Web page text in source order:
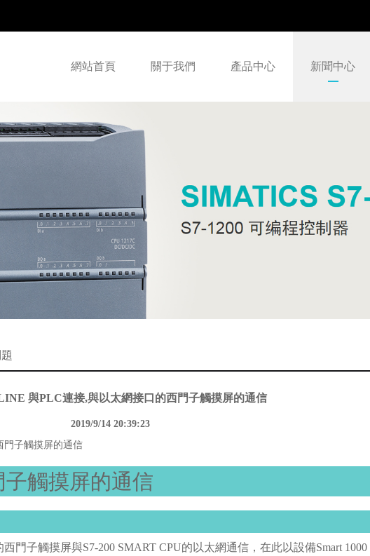
網站首頁 關于我們 產品中心 新聞中心
與PLC連接,與以太網接口的西門子觸摸屏的通信
2019/9/14 20:39:23
門子觸摸屏的通信
觸摸屏的通信
門子觸摸屏與S7-200 SMART CPU的以太網通信，在此以設備Smart 1000